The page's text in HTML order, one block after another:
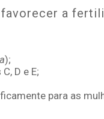
a
);
D e E;
para as